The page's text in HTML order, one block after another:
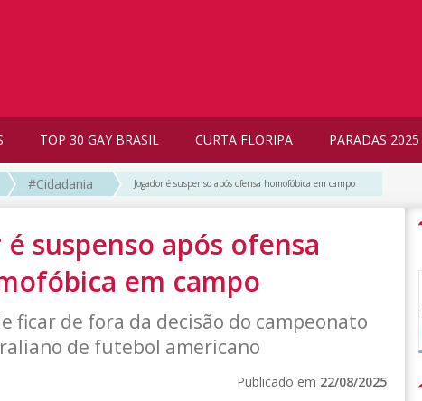
TOP 30 GAY BRASIL CURTA FLORIPA PARADAS 2025
#Cidadania Jogador é suspenso após ofensa homofóbica em campo
é suspenso após ofensa
em campo
ficar de fora da decisão do campeonato
de futebol americano
Publicado em 22/08/2025